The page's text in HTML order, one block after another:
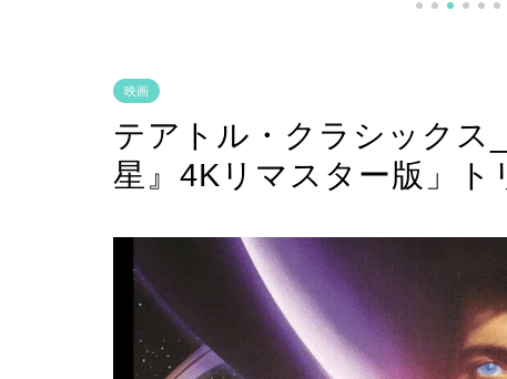
映画
テアトル・クラシックス
星』4Kリマスター版」ト